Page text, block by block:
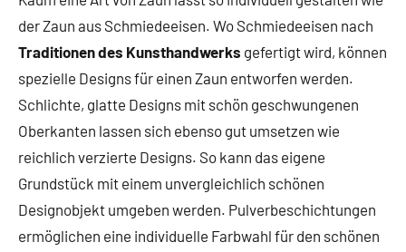
der Zaun aus Schmiedeeisen. Wo Schmiedeeisen nach
Traditionen des Kunsthandwerks gefertigt wird, können
spezielle Designs für einen Zaun entworfen werden.
Schlichte, glatte Designs mit schön geschwungenen
Oberkanten lassen sich ebenso gut umsetzen wie
reichlich verzierte Designs. So kann das eigene
Grundstück mit einem unvergleichlich schönen
Designobjekt umgeben werden. Pulverbeschichtungen
ermöglichen eine individuelle Farbwahl für den schönen